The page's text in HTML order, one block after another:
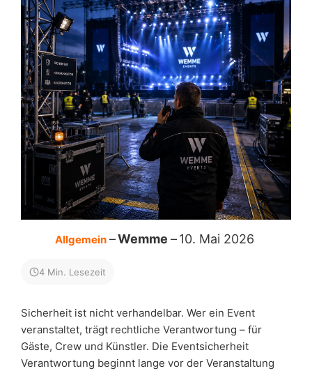
Allgemein Wemme 10. Mai 2026
4 Min. Lesezeit
Sicherheit ist nicht verhandelbar. Wer ein Event
veranstaltet, trägt rechtliche Verantwortung – für
Gäste, Crew und Künstler. Die Eventsicherheit
Verantwortung beginnt lange vor der Veranstaltung